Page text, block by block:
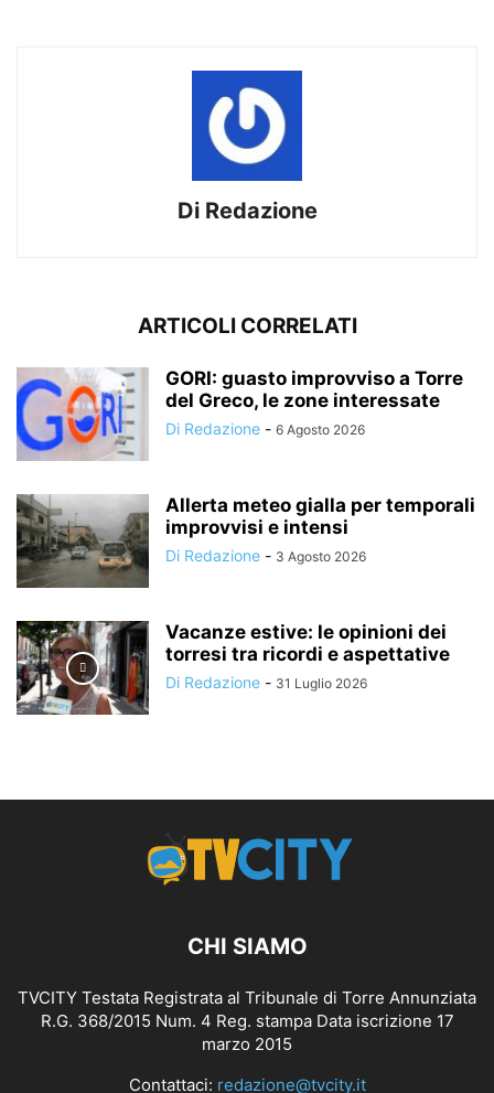
Di Redazione
ARTICOLI CORRELATI
GORI: guasto improvviso a Torre
del Greco, le zone interessate
Di Redazione - 6 Agosto 2026
Allerta meteo gialla per temporali
improvvisi e intensi
Di Redazione - 3 Agosto 2026
Vacanze estive: le opinioni dei
torresi tra ricordi e aspettative
Di Redazione - 31 Luglio 2026
CHI SIAMO
TVCITY Testata Registrata al Tribunale di Torre Annunziata
R.G. 368/2015 Num. 4 Reg. stampa Data iscrizione 17
marzo 2015
Contattaci: redazione@tvcity.it